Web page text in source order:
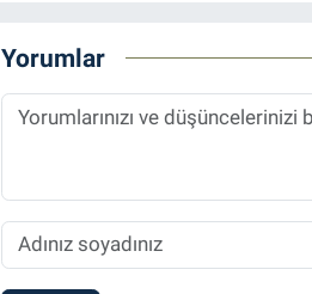
Yorumlar